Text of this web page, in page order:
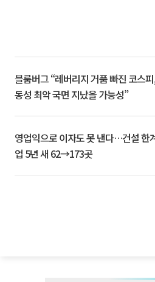
블룸버그 “레버리지 거품 빠진 코스
동성 최악 국면 지났을 가능성”
영업익으로 이자도 못 낸다…건설 한
업 5년 새 62→173곳